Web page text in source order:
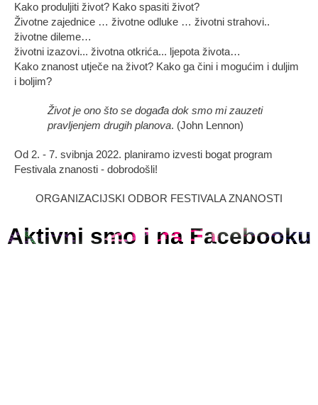
Kako produljiti život? Kako spasiti život?
Životne zajednice … životne odluke … životni strahovi..
životne dileme…
životni izazovi... životna otkrića... ljepota života…
Kako znanost utječe na život? Kako ga čini i mogućim i duljim
i boljim?
Život je ono što se događa dok smo mi zauzeti
pravljenjem drugih planova. (John Lennon)
Od 2. - 7. svibnja 2022. planiramo izvesti bogat program
Festivala znanosti - dobrodošli!
ORGANIZACIJSKI ODBOR FESTIVALA ZNANOSTI
Aktivni smo i na Facebooku